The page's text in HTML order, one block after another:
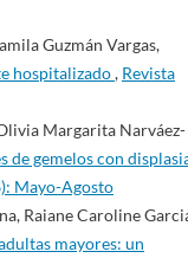
Guzmán Vargas,
hospitalizado, Revista
Margarita Narváez-
de gemelos con
Mayo-Agosto
Raiane Caroline
mayores: un